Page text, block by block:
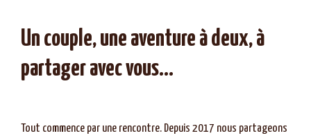
Un couple, une aventure à deux, à
partager avec vous…
Tout commence par une rencontre. Depuis 2017 nous partageons